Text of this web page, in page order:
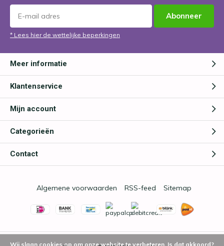
Abonneer
* Lees hier de wettelijke beperkingen
Meer informatie
Klantenservice
Mijn account
Categorieën
Contact
Algemene voorwaarden RSS-feed Sitemap
Wij slaan cookies op om onze website te verbeteren. Is dat akkoord?